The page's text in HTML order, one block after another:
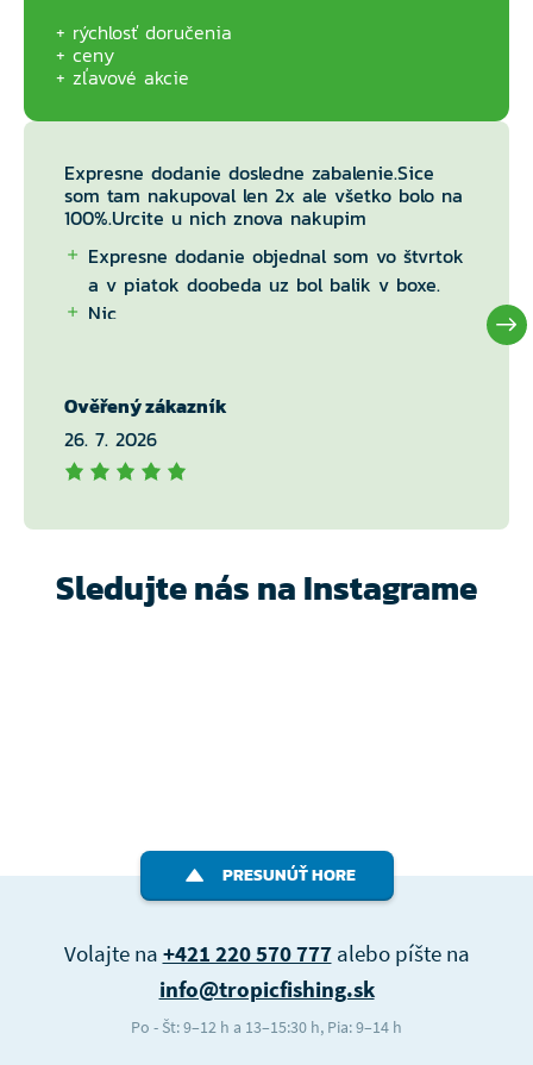
rýchlosť doručenia
ceny
zľavové akcie
Expresne dodanie dosledne zabalenie.Sice
som tam nakupoval len 2x ale všetko bolo na
100%.Urcite u nich znova nakupim
Expresne dodanie objednal som vo štvrtok
a v piatok doobeda uz bol balik v boxe.
Nic
Ověřený zákazník
26. 7. 2026
Sledujte nás na Instagrame
PRESUNÚŤ HORE
Volajte na +421 220 570 777alebo píšte na
info@tropicfishing.sk
Po - Št: 9–12 h a 13–15:30 h, Pia: 9–14 h